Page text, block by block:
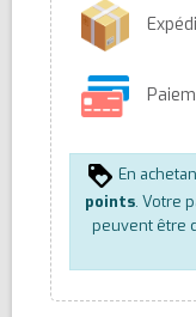
En
points. Votre
peuvent être